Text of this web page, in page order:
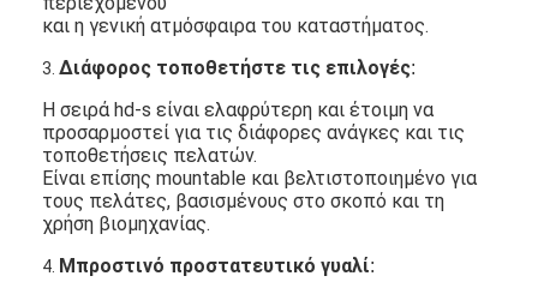
και η γενική ατμόσφαιρα του καταστήματος.
3.Διάφορος τοποθετήστε τις επιλογές:
Η σειρά hd-s είναι ελαφρύτερη και έτοιμη να
προσαρμοστεί για τις διάφορες ανάγκες και τις
τοποθετήσεις πελατών.
Είναι επίσης mountable και βελτιστοποιημένο για
τους πελάτες, βασισμένους στο σκοπό και τη
χρήση βιομηχανίας.
4. Μπροστινό προστατευτικό γυαλί: